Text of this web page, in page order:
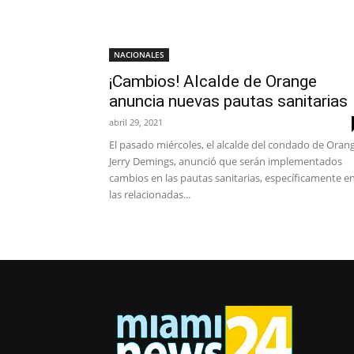
NACIONALES
¡Cambios! Alcalde de Orange
anuncia nuevas pautas sanitarias
abril 29, 2021
El pasado miércoles, el alcalde del condado de
Jerry Demings, anunció que serán implementados
cambios en las pautas sanitarias, específicamente en
las relacionadas...